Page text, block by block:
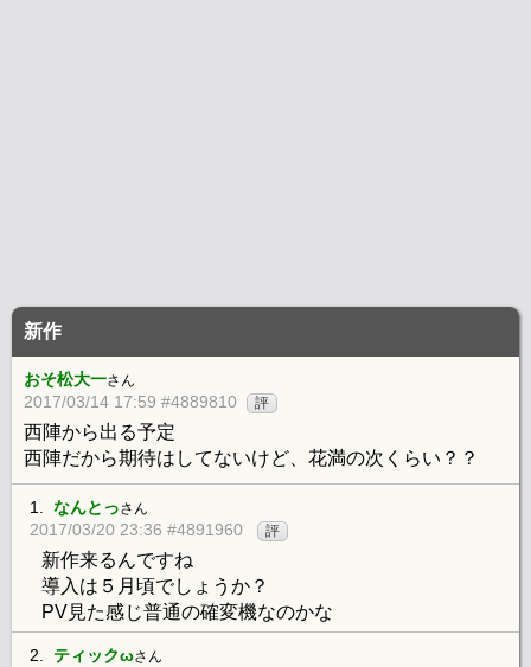
新作
おそ松大一さん
2017/03/14 17:59 #4889810 評
西陣から出る予定
西陣だから期待はしてないけど、花満の次くらい？？
1. なんとっさん
2017/03/20 23:36 #4891960 評
新作来るんですね
導入は５月頃でしょうか？
PV見た感じ普通の確変機なのかな
2. ティックωさん